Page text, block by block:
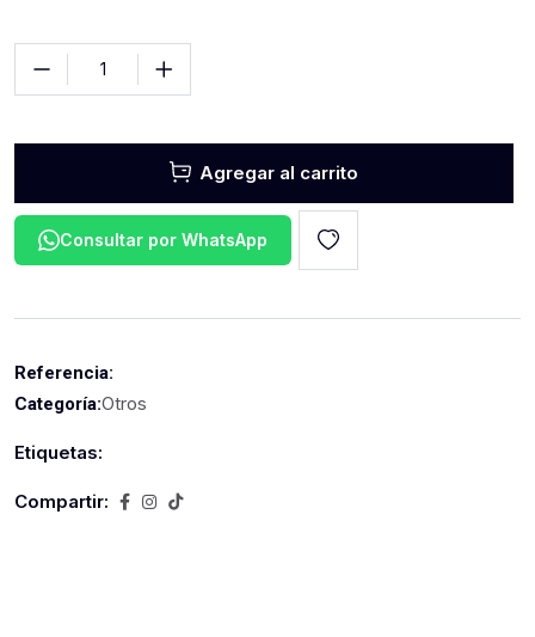
Agregar al carrito
Consultar por WhatsApp
Referencia:
Categoría:Otros
Etiquetas:
Compartir: